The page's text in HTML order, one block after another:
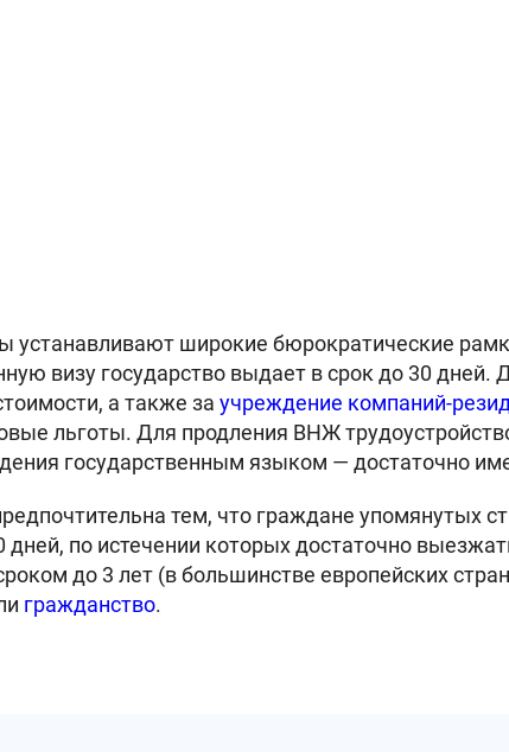
устанавливают широкие бюрократические
визу государство выдает в срок до 30 дней.
а также за учреждение компаний-
льготы. Для продления ВНЖ
государственным языком — достаточно
тем, что граждане упомянутых
по истечении которых достаточно
до 3 лет (в большинстве европейских
гражданство.